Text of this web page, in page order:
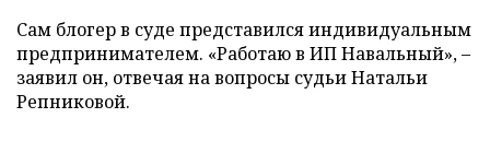
Сам блогер в суде представился индивидуальным
предпринимателем. «Работаю в ИП Навальный», –
заявил он, отвечая на вопросы судьи Натальи
Репниковой.